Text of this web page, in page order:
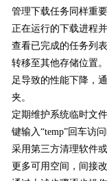
管理下载任务同样重
正在运行的下载进程
查看已完成的任务列
转移至其他存储位置
足导致的性能下降，
夹。
定期维护系统临时文
键输入“temp”回车访
采用第三方清理软件
更多可用空间，间接